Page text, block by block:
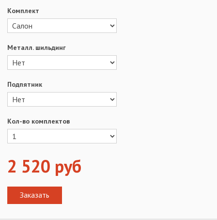
Комплект
Металл. шильдинг
Подпятник
Кол-во комплектов
2 520 руб